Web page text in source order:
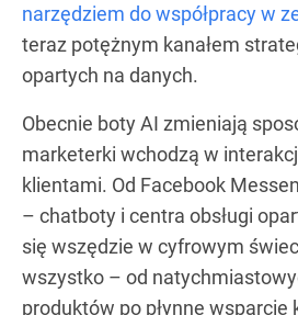
narzędziem do współpracy w
teraz potężnym kanałem
opartych na danych.
Obecnie boty AI zmieniają
marketerki wchodzą w
klientami. Od Facebook
– chatboty i centra obsługi
się wszędzie w cyfrowym
wszystko – od
produktów po płynne